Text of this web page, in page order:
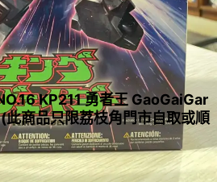
KP211 勇者王 GaoGaiGar
商品只限荔枝角門市自取或順